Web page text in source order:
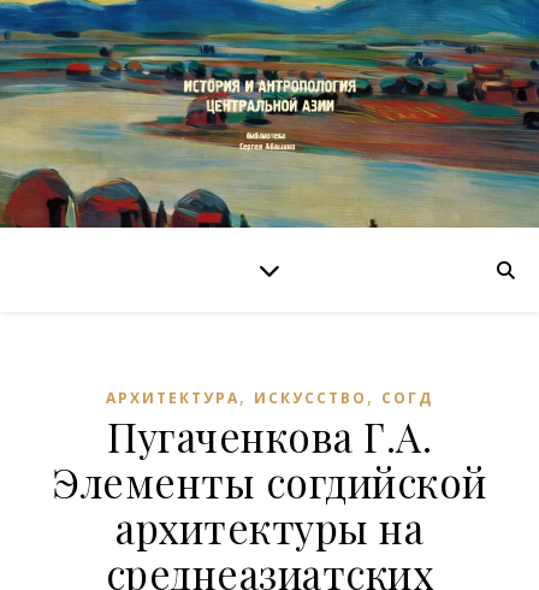
АРХИТЕКТУРА, ИСКУССТВО , СОГД
Пугаченкова Г.А.
Элементы согдийской
архитектуры на
среднеазиатских